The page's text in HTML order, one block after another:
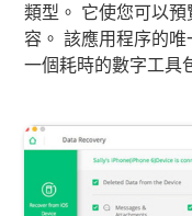
類型。 它使您可以
容。 該應用程序的唯
一個耗時的數字工具